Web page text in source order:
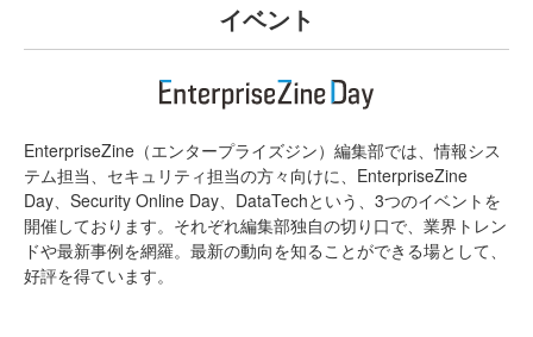
イベント
EnterpriseZine（エンタープライズジン）編集部では、情報シス
テム担当、セキュリティ担当の方々向けに、EnterpriseZine
Day、Security Online Day、DataTechという、3つのイベントを
開催しております。それぞれ編集部独自の切り口で、業界トレン
ドや最新事例を網羅。最新の動向を知ることができる場として、
好評を得ています。